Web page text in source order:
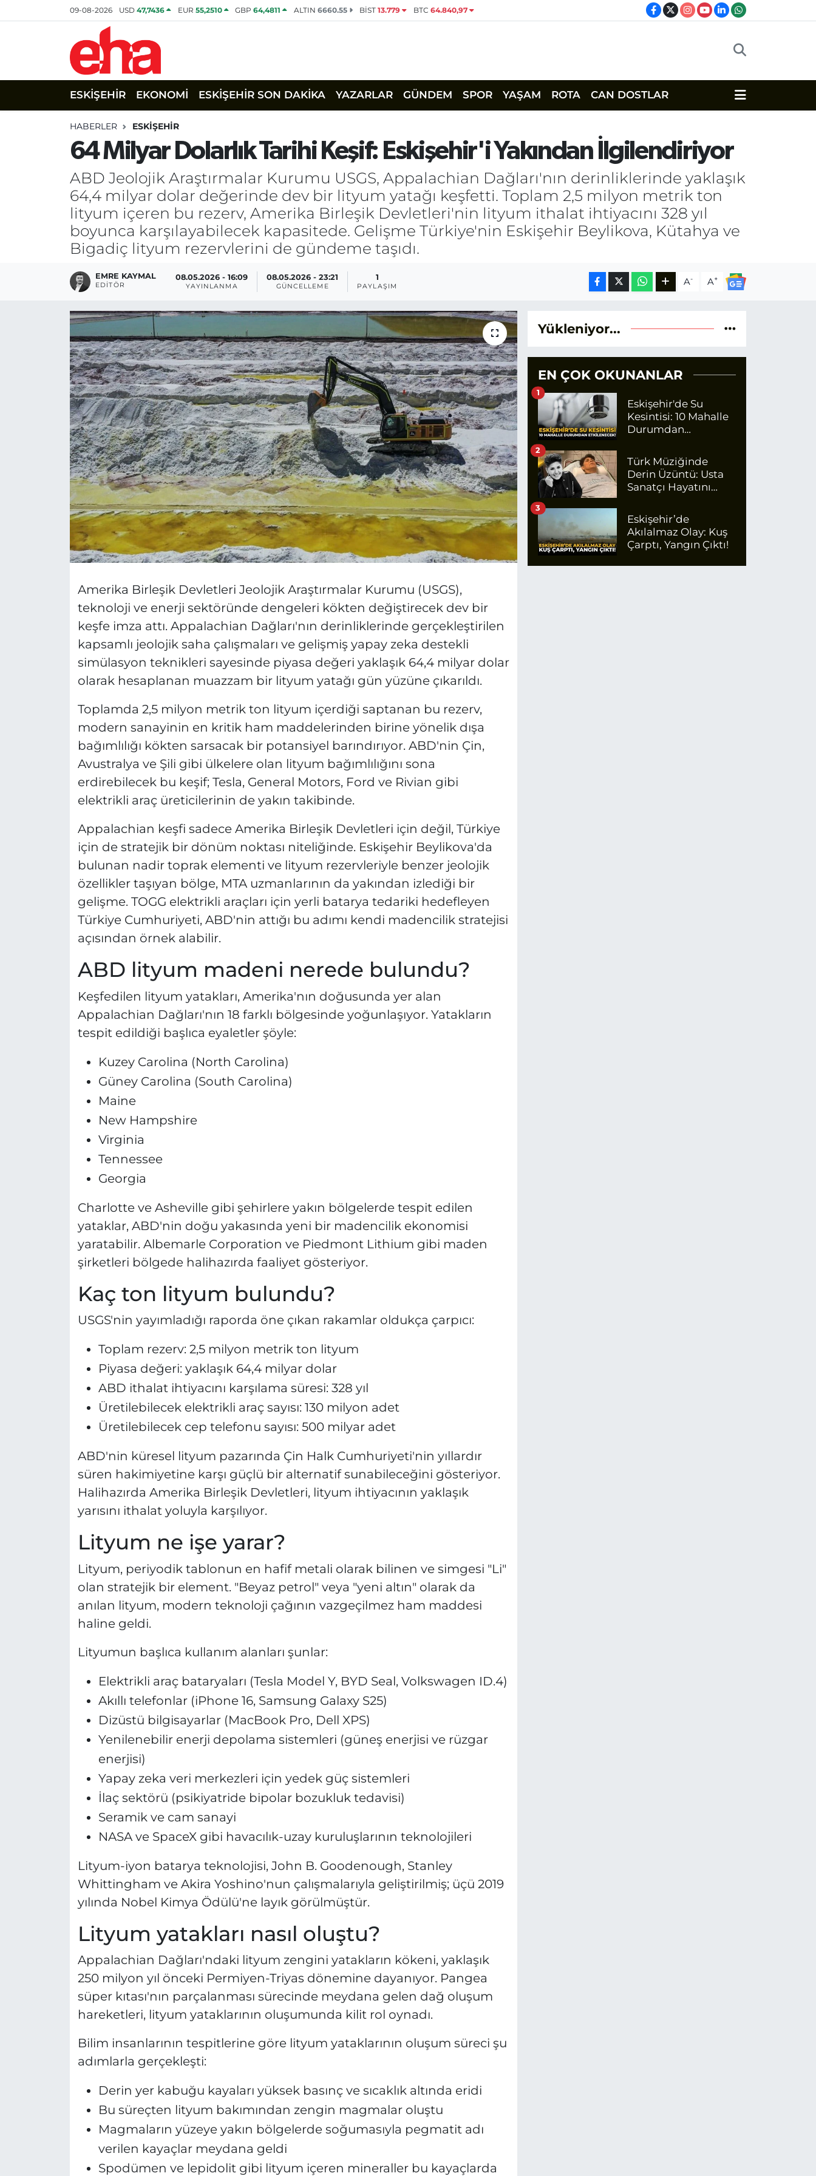
09-08-2026 USD47,7436 EUR 55,2510 GBP64,4811 ALTIN 6660.55 BİST13.779 BTC 64.840,97
ESKİŞEHİR EKONOMİ ESKİŞEHİR SON DAKİKA YAZARLAR GÜNDEM SPOR YAŞAM ROTA CAN DOSTLAR
HABERLER ESKİŞEHİR
64 Milyar Dolarlık Tarihi Keşif: Eskişehir'i Yakından İlgilendiriyor
ABD Jeolojik Araştırmalar Kurumu USGS, Appalachian Dağları'nın derinliklerinde yaklaşık
64,4 milyar dolar değerinde dev bir lityum yatağı keşfetti. Toplam 2,5 milyon metrik ton
lityum içeren bu rezerv, Amerika Birleşik Devletleri'nin lityum ithalat ihtiyacını 328 yıl
boyunca karşılayabilecek kapasitede. Gelişme Türkiye'nin Eskişehir Beylikova, Kütahya ve
Bigadiç lityum rezervlerini de gündeme taşıdı.
EMRE KAYMAL
EDITÖR
08.05.2026 - 16:09
YAYINLANMA
08.05.2026 - 23:21
GÜNCELLEME
1
PAYLAŞIM A- A+
Amerika Birleşik Devletleri Jeolojik Araştırmalar Kurumu (USGS),
teknoloji ve enerji sektöründe dengeleri kökten değiştirecek dev bir
keşfe imza attı. Appalachian Dağları'nın derinliklerinde gerçekleştirilen
kapsamlı jeolojik saha çalışmaları ve gelişmiş yapay zeka destekli
simülasyon teknikleri sayesinde piyasa değeri yaklaşık 64,4 milyar dolar
olarak hesaplanan muazzam bir lityum yatağı gün yüzüne çıkarıldı.
Toplamda 2,5 milyon metrik ton lityum içerdiği saptanan bu rezerv,
modern sanayinin en kritik ham maddelerinden birine yönelik dışa
bağımlılığı kökten sarsacak bir potansiyel barındırıyor. ABD'nin Çin,
Avustralya ve Şili gibi ülkelere olan lityum bağımlılığını sona
erdirebilecek bu keşif; Tesla, General Motors, Ford ve Rivian gibi
elektrikli araç üreticilerinin de yakın takibinde.
Appalachian keşfi sadece Amerika Birleşik Devletleri için değil, Türkiye
için de stratejik bir dönüm noktası niteliğinde. Eskişehir Beylikova'da
bulunan nadir toprak elementi ve lityum rezervleriyle benzer jeolojik
özellikler taşıyan bölge, MTA uzmanlarının da yakından izlediği bir
gelişme. TOGG elektrikli araçları için yerli batarya tedariki hedefleyen
Türkiye Cumhuriyeti, ABD'nin attığı bu adımı kendi madencilik stratejisi
açısından örnek alabilir.
ABD lityum madeni nerede bulundu?
Keşfedilen lityum yatakları, Amerika'nın doğusunda yer alan
Appalachian Dağları'nın 18 farklı bölgesinde yoğunlaşıyor. Yatakların
tespit edildiği başlıca eyaletler şöyle:
Kuzey Carolina (North Carolina)
Güney Carolina (South Carolina)
Maine
New Hampshire
Virginia
Tennessee
Georgia
Charlotte ve Asheville gibi şehirlere yakın bölgelerde tespit edilen
yataklar, ABD'nin doğu yakasında yeni bir madencilik ekonomisi
yaratabilir. Albemarle Corporation ve Piedmont Lithium gibi maden
şirketleri bölgede halihazırda faaliyet gösteriyor.
Kaç ton lityum bulundu?
USGS'nin yayımladığı raporda öne çıkan rakamlar oldukça çarpıcı:
Toplam rezerv: 2,5 milyon metrik ton lityum
Piyasa değeri: yaklaşık 64,4 milyar dolar
ABD ithalat ihtiyacını karşılama süresi: 328 yıl
Üretilebilecek elektrikli araç sayısı: 130 milyon adet
Üretilebilecek cep telefonu sayısı: 500 milyar adet
ABD'nin küresel lityum pazarında Çin Halk Cumhuriyeti'nin yıllardır
süren hakimiyetine karşı güçlü bir alternatif sunabileceğini gösteriyor.
Halihazırda Amerika Birleşik Devletleri, lityum ihtiyacının yaklaşık
yarısını ithalat yoluyla karşılıyor.
Lityum ne işe yarar?
Lityum, periyodik tablonun en hafif metali olarak bilinen ve simgesi "Li"
olan stratejik bir element. "Beyaz petrol" veya "yeni altın" olarak da
anılan lityum, modern teknoloji çağının vazgeçilmez ham maddesi
haline geldi.
Lityumun başlıca kullanım alanları şunlar:
Elektrikli araç bataryaları (Tesla Model Y, BYD Seal, Volkswagen ID.4)
Akıllı telefonlar (iPhone 16, Samsung Galaxy S25)
Dizüstü bilgisayarlar (MacBook Pro, Dell XPS)
Yenilenebilir enerji depolama sistemleri (güneş enerjisi ve rüzgar
enerjisi)
Yapay zeka veri merkezleri için yedek güç sistemleri
İlaç sektörü (psikiyatride bipolar bozukluk tedavisi)
Seramik ve cam sanayi
NASA ve SpaceX gibi havacılık-uzay kuruluşlarının teknolojileri
Lityum-iyon batarya teknolojisi, John B. Goodenough, Stanley
Whittingham ve Akira Yoshino'nun çalışmalarıyla geliştirilmiş; üçü 2019
yılında Nobel Kimya Ödülü'ne layık görülmüştür.
Lityum yatakları nasıl oluştu?
Appalachian Dağları'ndaki lityum zengini yatakların kökeni, yaklaşık
250 milyon yıl önceki Permiyen-Triyas dönemine dayanıyor. Pangea
süper kıtası'nın parçalanması sürecinde meydana gelen dağ oluşum
hareketleri, lityum yataklarının oluşumunda kilit rol oynadı.
Bilim insanlarının tespitlerine göre lityum yataklarının oluşum süreci şu
adımlarla gerçekleşti:
Derin yer kabuğu kayaları yüksek basınç ve sıcaklık altında eridi
Bu süreçten lityum bakımından zengin magmalar oluştu
Magmaların yüzeye yakın bölgelerde soğumasıyla pegmatit adı
verilen kayaçlar meydana geldi
Spodümen ve lepidolit gibi lityum içeren mineraller bu kayaçlarda
Yükleniyor...
EN ÇOK OKUNANLAR
Eskişehir'de Su
Kesintisi: 10 Mahalle
Durumdan
1
Türk Müziğinde
Derin Üzüntü: Usta
Sanatçı Hayatını
2
Eskişehir’de
Akılalmaz Olay: Kuş
Çarptı, Yangın Çıktı!
3